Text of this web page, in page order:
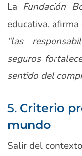
La Fundación
educativa, afirma
“las
seguros
sentido del
5. Criterio
mundo
Salir del